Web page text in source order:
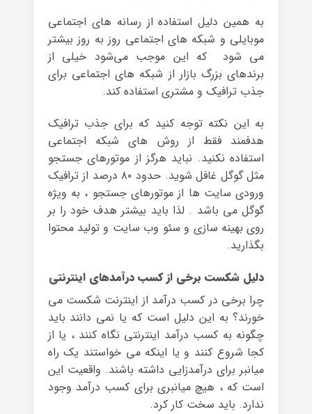
به همین دلیل استفاده از رسانه های اجتماعی
موبایلی و شبکه های اجتماعی روز به روز بیشتر
می شود که این موجب می‌شود خیلی از
برندهای بزرگ بازار از شبکه های اجتماعی برای
جذب ترافیک و مشتری استفاده کند.
به این نکته توجه کنید که برای جذب ترافیک
هدفمند فقط از روش های شبکه اجتماعی
استفاده نکنید. نباید هرگز از موتورهای جستجو
مثل گوگل غافل شوید. حدود ۸۰ درصد از ترافیک
ورودی سایت ها از موتورهای جستجو ، به ویژه
گوگل می باشد . لذا باید بیشتر هدف خود را بر
روی بهینه سازی و سئو وب سایت و تولید محتوا
بگذارید.
دلیل شکست برخی از کسب درآمدهای اینترنتی
چرا برخی در کسب درآمد از اینترنت شکست می
خورند؟ به این دلیل است که یا نمی دانند باید
چگونه به کسب درآمد اینترنتی نگاه کنند ، یا از
کجا شروع کنند و یا اینکه می خواستند یک راه
میانبر برای درآمدزایی داشته باشند. واقعیت این
است که ، هیچ میانبری برای کسب درآمد وجود
ندارد. باید سخت کار کرد.